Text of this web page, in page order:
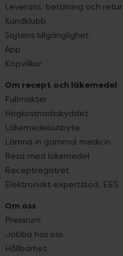
Leverans, betalning och retur
Kundklubb
Sajtens tillgänglighet
App
Köpvillkor
Om recept och läkemedel
Fullmakter
Högkostnadsskyddet
Läkemedelsutbyte
Lämna in gammal medicin
Resa med läkemedel
Receptregistret
Elektroniskt expertstöd, EES
Om oss
Pressrum
Jobba hos oss
Hållbarhet